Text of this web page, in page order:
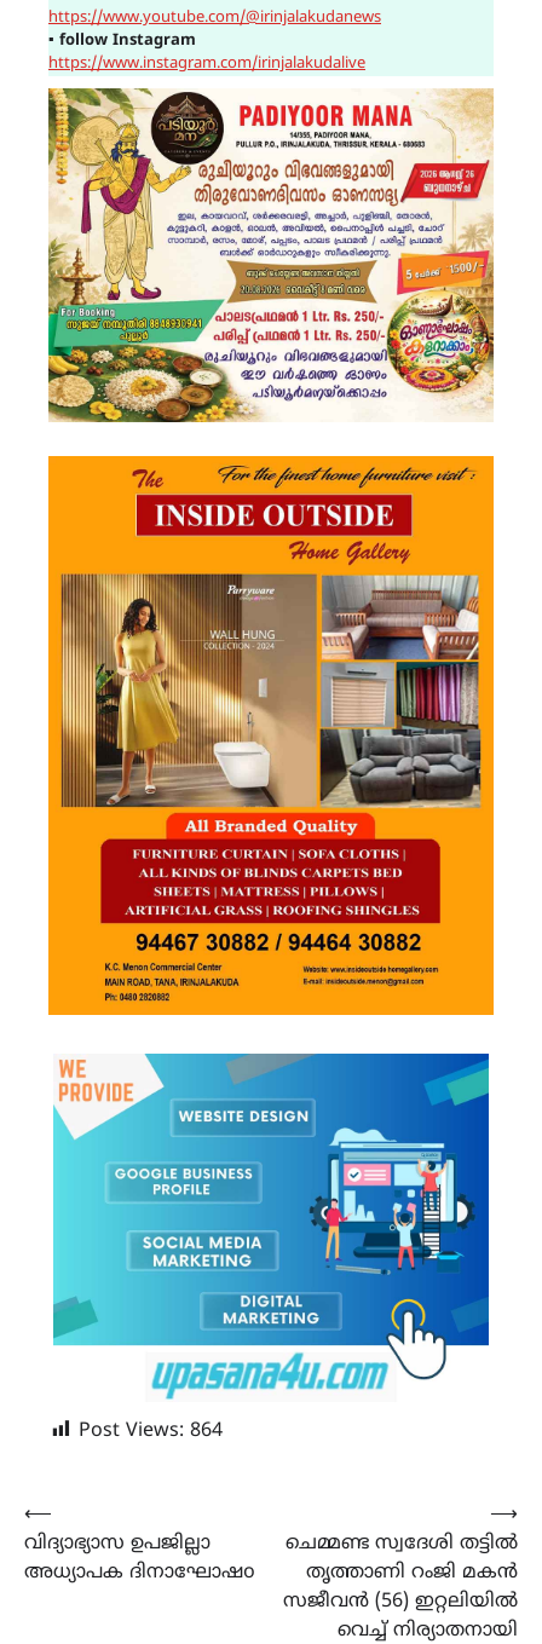
https://www.youtube.com/@irinjalakudanews
▪ follow Instagram
https://www.instagram.com/irinjalakudalive
Post Views: 864
Post
navigation
⟵
വിദ്യാഭ്യാസ ഉപജില്ലാ
അധ്യാപക ദിനാഘോഷo
ചെമ്മണ്ട സ്വദേശി തട്ടിൽ
തൃത്താണി റംജി മകൻ
സജീവൻ (56) ഇറ്റലിയിൽ
വെച്ച് നിര്യാതനായി
⟶